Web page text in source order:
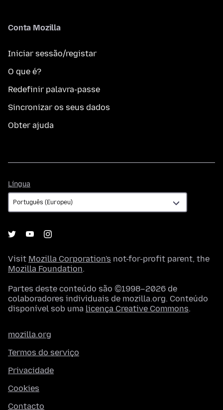
Conta Mozilla
Iniciar sessão/registar
O que é?
Redefinir palavra-passe
Sincronizar os seus dados
Obter ajuda
Língua
Visit Mozilla Corporation's not-for-profit parent, the
Mozilla Foundation.
Partes deste conteúdo são ©1998–2026 de
colaboradores individuais de mozilla.org. Conteúdo
disponível sob uma licença Creative Commons.
mozilla.org
Termos do serviço
Privacidade
Cookies
Contacto